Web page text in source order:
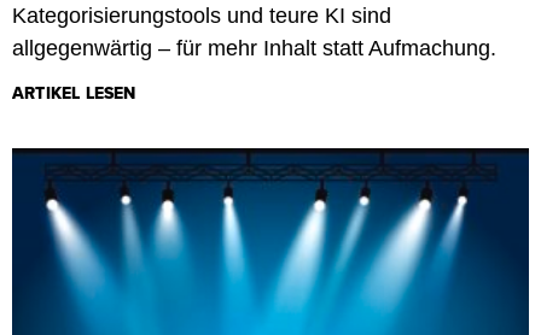
Kategorisierungstools und teure KI sind
allgegenwärtig – für mehr Inhalt statt Aufmachung.
ARTIKEL LESEN